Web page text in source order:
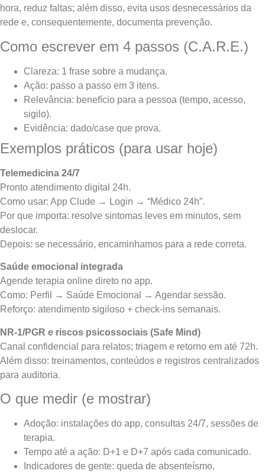
hora, reduz faltas; além disso, evita usos desnecessários da
rede e, consequentemente, documenta prevenção.
Como escrever em 4 passos (C.A.R.E.)
Clareza: 1 frase sobre a mudança.
Ação: passo a passo em 3 itens.
Relevância: benefício para a pessoa (tempo, acesso,
sigilo).
Evidência: dado/case que prova.
Exemplos práticos (para usar hoje)
Telemedicina 24/7
Pronto atendimento digital 24h.
Como usar: App Clude → Login → “Médico 24h”.
Por que importa: resolve sintomas leves em minutos, sem
deslocar.
Depois: se necessário, encaminhamos para a rede correta.
Saúde emocional integrada
Agende terapia online direto no app.
Como: Perfil → Saúde Emocional → Agendar sessão.
Reforço: atendimento sigiloso + check-ins semanais.
NR-1/PGR e riscos psicossociais (Safe Mind)
Canal confidencial para relatos; triagem e retorno em até 72h.
Além disso: treinamentos, conteúdos e registros centralizados
para auditoria.
O que medir (e mostrar)
Adoção: instalações do app, consultas 24/7, sessões de
terapia.
Tempo até a ação: D+1 e D+7 após cada comunicado.
Indicadores de gente: queda de absenteísmo,